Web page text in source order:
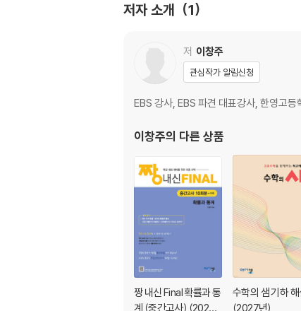
[3회 ~ 4회] 접선의 방정식
저자 소개 1
저 이창주
관심작가 알림신청
EBS 강사, EBS 파견 대표강사, 한영고
이창주의 다른 상품
짱 내신 Final 확률과 통
계 (중간고사) (2026
수학의 샘 기하
(2027년)